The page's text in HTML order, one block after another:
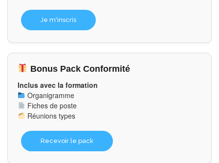
Je m'inscris
Bonus Pack Conformité
Inclus avec la formation
Organigramme
Fiches de poste
Réunions types
Recevoir le pack